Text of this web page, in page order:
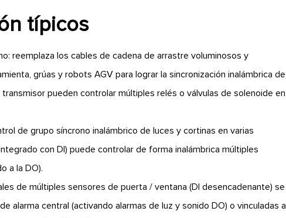
típicos
reemplaza los cables de cadena de arrastre voluminosos y
grúas y robots AGV para lograr la sincronización inalámbrica de
pueden controlar múltiples relés o válvulas de solenoide en
de grupo síncrono inalámbrico de luces y cortinas en varias
con DI) puede controlar de forma inalámbrica múltiples
a la DO).
de múltiples sensores de puerta / ventana (DI desencadenante) se
alarma central (activando alarmas de luz y sonido DO) o vinculadas a